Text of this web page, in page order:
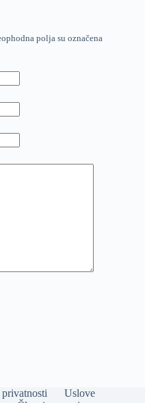
polja su označena
Uslove